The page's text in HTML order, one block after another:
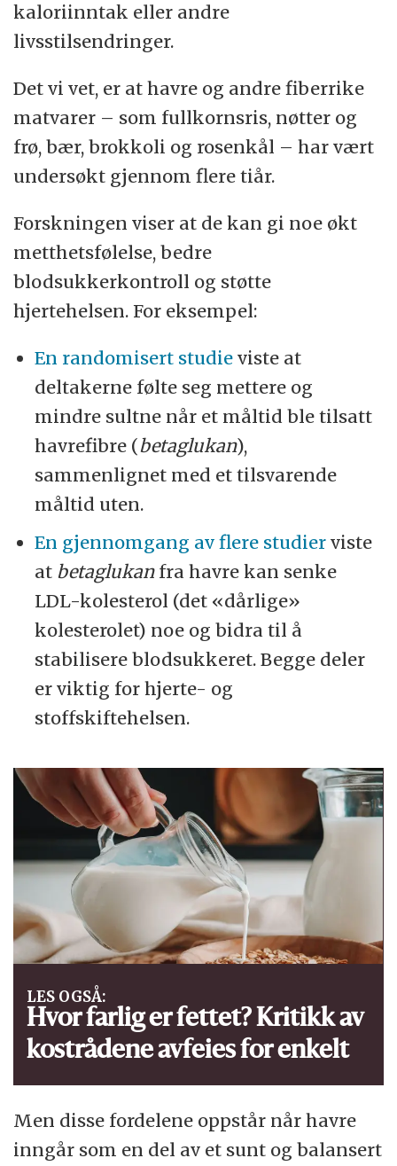
kaloriinntak eller andre
livsstilsendringer.
Det vi vet, er at havre og andre fiberrike
matvarer – som fullkornsris, nøtter og
frø, bær, brokkoli og rosenkål – har vært
undersøkt gjennom flere tiår.
Forskningen viser at de kan gi noe økt
metthetsfølelse, bedre
blodsukkerkontroll og støtte
hjertehelsen. For eksempel:
En randomisert studie viste at
deltakerne følte seg mettere og
mindre sultne når et måltid ble tilsatt
havrefibre (betaglukan),
sammenlignet med et tilsvarende
måltid uten.
En gjennomgang av flere studier viste
at betaglukanfra havre kan senke
LDL-kolesterol (det «dårlige»
kolesterolet) noe og bidra til å
stabilisere blodsukkeret. Begge deler
er viktig for hjerte- og
stoffskiftehelsen.
LES OGSÅ:
Hvor farlig er fettet? Kritikk av
kostrådene avfeies for enkelt
Men disse fordelene oppstår når havre
inngår som en del av et sunt og balansert